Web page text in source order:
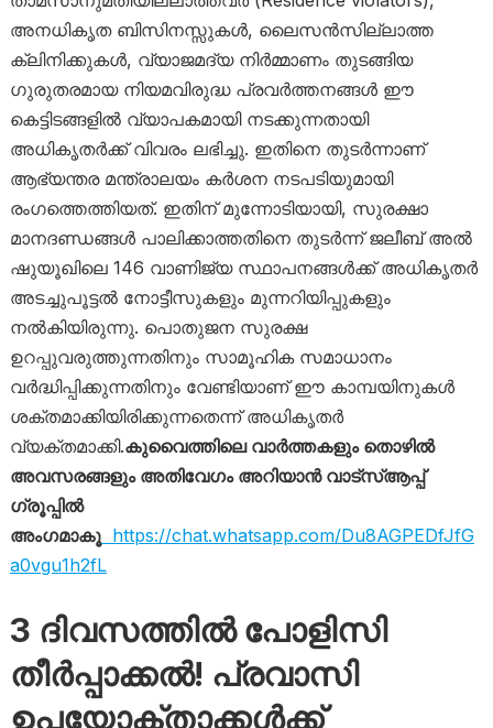
അനധികൃത ബിസിനസ്സുകൾ, ലൈസൻസില്ലാത്ത
ക്ലിനിക്കുകൾ, വ്യാജമദ്യ നിർമ്മാണം തുടങ്ങിയ
ഗുരുതരമായ നിയമവിരുദ്ധ പ്രവർത്തനങ്ങൾ ഈ
കെട്ടിടങ്ങളിൽ വ്യാപകമായി നടക്കുന്നതായി
അധികൃതർക്ക് വിവരം ലഭിച്ചു. ഇതിനെ തുടർന്നാണ്
ആഭ്യന്തര മന്ത്രാലയം കർശന നടപടിയുമായി
രംഗത്തെത്തിയത്. ഇതിന് മുന്നോടിയായി, സുരക്ഷാ
മാനദണ്ഡങ്ങൾ പാലിക്കാത്തതിനെ തുടർന്ന് ജലീബ് അൽ
ഷുയൂഖിലെ 146 വാണിജ്യ സ്ഥാപനങ്ങൾക്ക് അധികൃതർ
അടച്ചുപൂട്ടൽ നോട്ടീസുകളും മുന്നറിയിപ്പുകളും
നൽകിയിരുന്നു. പൊതുജന സുരക്ഷ
ഉറപ്പുവരുത്തുന്നതിനും സാമൂഹിക സമാധാനം
വർദ്ധിപ്പിക്കുന്നതിനും വേണ്ടിയാണ് ഈ കാമ്പയിനുകൾ
ശക്തമാക്കിയിരിക്കുന്നതെന്ന് അധികൃതർ
വ്യക്തമാക്കി.കുവൈത്തിലെ വാർത്തകളും തൊഴിൽ
അവസരങ്ങളും അതിവേഗം അറിയാൻ വാട്സ്ആപ്പ്
ഗ്രൂപ്പിൽ
അംഗമാകൂhttps://chat.whatsapp.com/Du8AGPEDfJfG
a0vgu1h2fL
3 ദിവസത്തിൽ പോളിസി
തീർപ്പാക്കൽ! പ്രവാസി
ഉപയോക്താക്കൾക്ക്